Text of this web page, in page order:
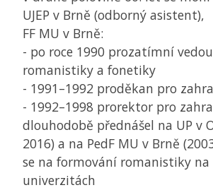
UJEP v Brně (odborný asistent),
FF MU v Brně:
- po roce 1990 prozatímní
romanistiky a fonetiky
- 1991–1992 proděkan pro
- 1992–1998 prorektor pro
dlouhodobě přednášel na UP v
2016) a na PedF MU v Brně
se na formování romanistiky na
univerzitách